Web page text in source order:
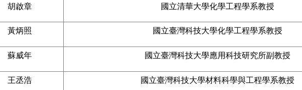
胡啟章 國立清華大學化學工程學系教授
黃炳照 國立臺灣科技大學化學工程學系教授
蘇威年 國立臺灣科技大學應用科技研究所副教授
王丞浩 國立臺灣科技大學材料科學與工程學系教授